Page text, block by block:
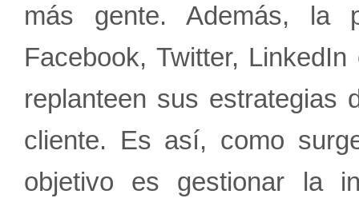
más gente. Además, la
Facebook, Twitter,
replanteen sus estrategias
cliente. Es así, como
objetivo es gestionar la